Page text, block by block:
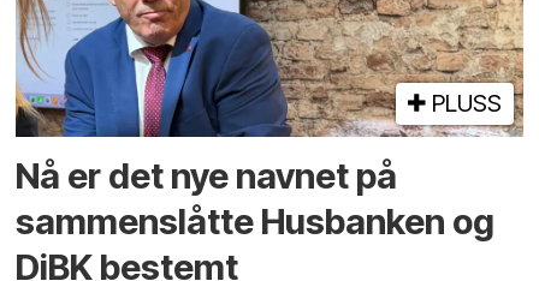
PLUSS
Nå er det nye navnet på
sammenslåtte Husbanken og
DiBK bestemt